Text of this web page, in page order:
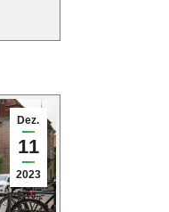
Dez.
11
2023